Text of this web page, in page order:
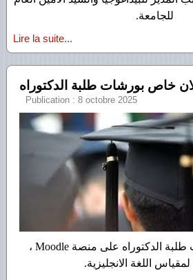
للجامعة.
Lire la suite...
خاص بورشات طلبة الدكتوراه
Publication : 8 octobre 2025
إعلان خاص بورشات طلبة الدكتوراه على منصة Moodle ،
لمقياس اللغة الانجليزية.